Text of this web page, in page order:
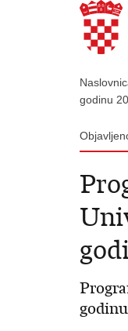
godinu